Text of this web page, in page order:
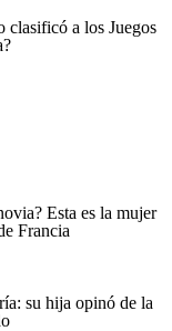
clasificó a los Juegos
Esta es la mujer
Francia
su hija opinó de la